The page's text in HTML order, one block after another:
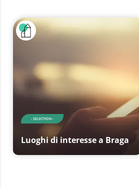
- SELECTION -
Luoghi di interesse a Braga